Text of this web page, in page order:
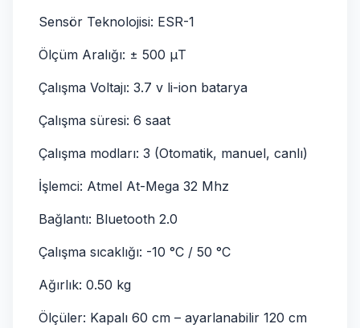
Sensör Teknolojisi: ESR-1
Ölçüm Aralığı: ± 500 μT
Çalışma Voltajı: 3.7 v li-ion batarya
Çalışma süresi: 6 saat
Çalışma modları: 3 (Otomatik, manuel, canlı)
İşlemci: Atmel At-Mega 32 Mhz
Bağlantı: Bluetooth 2.0
Çalışma sıcaklığı: -10 °C / 50 °C
Ağırlık: 0.50 kg
Ölçüler: Kapalı 60 cm – ayarlanabilir 120 cm